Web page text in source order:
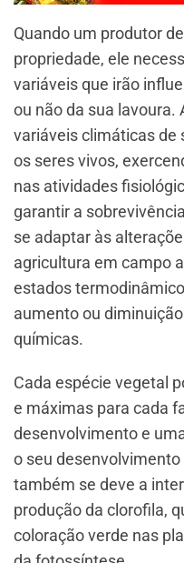
Quando um produtor
propriedade, ele
variáveis que irão
ou não da sua
variáveis climáticas de
os seres vivos,
nas atividades
garantir a
se adaptar às
agricultura em campo
estados
aumento ou
químicas.
Cada espécie vegetal
e máximas para cada
desenvolvimento e
o seu
também se deve a
produção da clorofila,
coloração verde nas